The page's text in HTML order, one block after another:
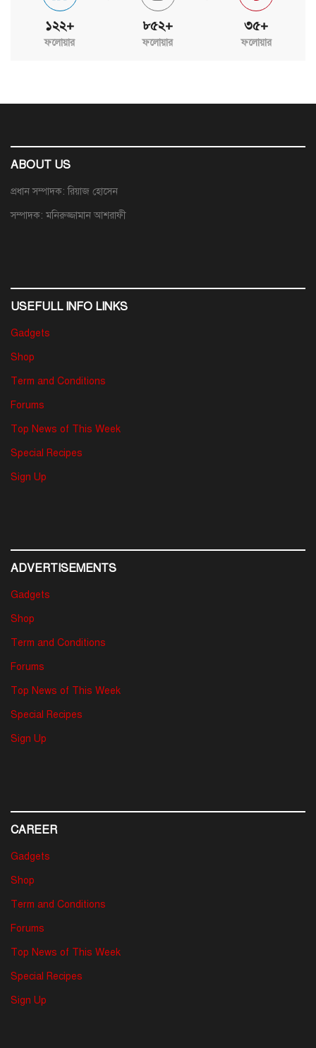
১২২+
ফলোয়ার
৮৫২+
ফলোয়ার
৩৫+
ফলোয়ার
ABOUT US
প্রধান সম্পাদক: রিয়াজ হোসেন
সম্পাদক: মনিরুজ্জামান আশরাফী
USEFULL INFO LINKS
Gadgets
Shop
Term and Conditions
Forums
Top News of This Week
Special Recipes
Sign Up
ADVERTISEMENTS
Gadgets
Shop
Term and Conditions
Forums
Top News of This Week
Special Recipes
Sign Up
CAREER
Gadgets
Shop
Term and Conditions
Forums
Top News of This Week
Special Recipes
Sign Up